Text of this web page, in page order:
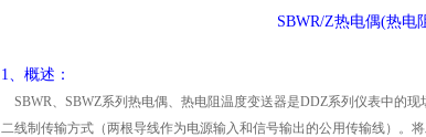
SBWR/Z热电偶(热电
1、概述：
SBWR、SBWZ系列热电偶、热电阻温度变送器是DDZ系列仪表中的
二线制传输方式（两根导线作为电源输入和信号输出的公用传输线）。